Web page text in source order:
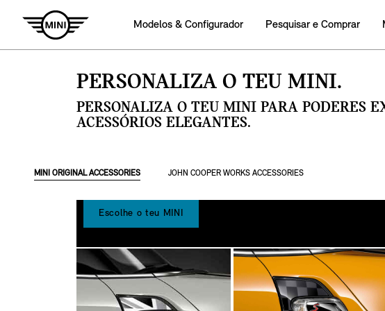
Modelos & Configurador Pesquisar e Comprar
PERSONALIZA O TEU MINI.
PERSONALIZA O TEU MINI PARA PODERES
ACESSÓRIOS ELEGANTES.
MINI ORIGINAL ACCESSORIES JOHN COOPER WORKS ACCESSORIES
Escolhe o teu MINI